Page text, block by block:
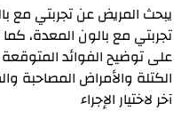
يبحث المريض عن تجربتي مع
تجربتي مع بالون المعدة،
على توضيح الفوائد
الكتلة والأمراض
آخر لاختيار الإجراء